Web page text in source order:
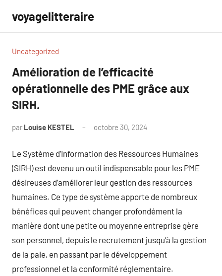
contenu
voyagelitteraire
Uncategorized
Amélioration de l’efficacité
opérationnelle des PME grâce aux
SIRH.
par Louise KESTEL octobre 30, 2024
Le Système d’Information des Ressources Humaines
(SIRH) est devenu un outil indispensable pour les PME
désireuses d’améliorer leur gestion des ressources
humaines. Ce type de système apporte de nombreux
bénéfices qui peuvent changer profondément la
manière dont une petite ou moyenne entreprise gère
son personnel, depuis le recrutement jusqu’à la gestion
de la paie, en passant par le développement
professionnel et la conformité réglementaire.